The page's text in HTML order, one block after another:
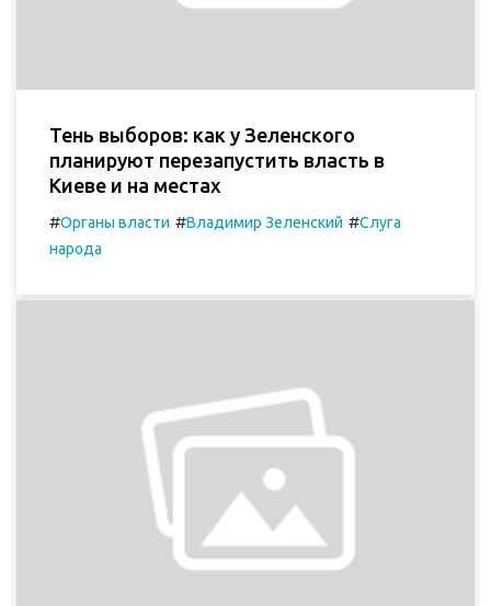
Тень выборов: как у Зеленского
планируют перезапустить власть в
Киеве и на местах
#Органы власти #Владимир Зеленский #Слуга
народа